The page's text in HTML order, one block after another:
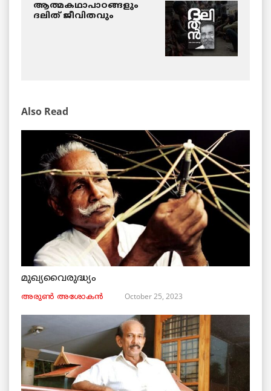
ആത്മകഥാപാഠങ്ങളും
ദലിത്‌ ജീവിതവും
Also Read
മുഖ്യവൈരുദ്ധ്യം
അരുണ്‍ അശോകൻ October 25, 2023